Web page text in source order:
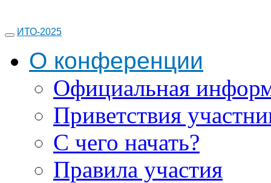
ИТО-2025
О конференции
Официальная
Приветствия
С чего начать?
Правила участия